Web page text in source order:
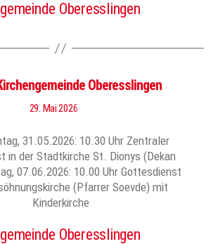
Oberesslingen
Oberesslingen
29. Mai 2026
31.05.2026: 10.30 Uhr Zentraler
in der Stadtkirche St. Dionys (Dekan
07.06.2026: 10.00 Uhr Gottesdienst
(Pfarrer Soevde) mit
Kinderkirche
Oberesslingen